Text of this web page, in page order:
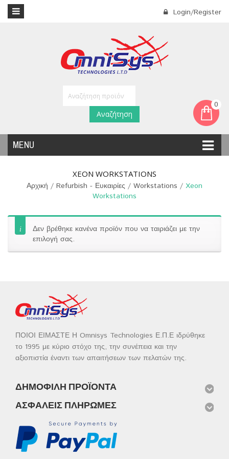
Login/Register
0
MENU
Αναζήτηση
XEON WORKSTATIONS
Αρχική / Refurbish - Ευκαιρίες / Workstations / Xeon
Workstations
Δεν βρέθηκε κανένα προϊόν που να ταιριάζει με την
επιλογή σας.
ΠΟΙΟΙ ΕΙΜΑΣΤΕ Η Omnisys Technologies Ε.Π.Ε ιδρύθηκε
το 1995 με κύριο στόχο της, την συνέπεια και την
αξιοπιστία έναντι των απαιτήσεων των πελατών της.
ΔΗΜΟΦΙΛΉ ΠΡΟΪΌΝΤΑ
ΑΣΦΑΛΕΊΣ ΠΛΗΡΩΜΈΣ